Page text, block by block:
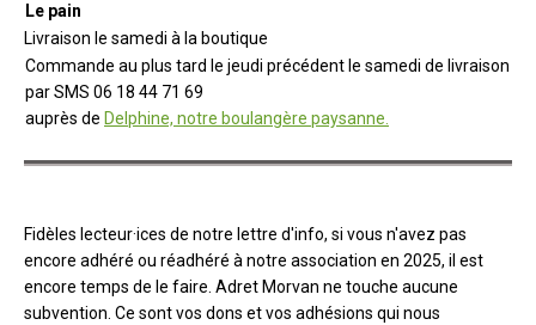
Le pain
Livraison le samedi à la boutique
Commande au plus tard le jeudi précédent le samedi de livraison
par SMS 06 18 44 71 69
auprès de Delphine, notre boulangère paysanne.
Fidèles lecteur·ices de notre lettre d'info, si vous n'avez pas
encore adhéré ou réadhéré à notre association en 2025, il est
encore temps de le faire. Adret Morvan ne touche aucune
subvention. Ce sont vos dons et vos adhésions qui nous